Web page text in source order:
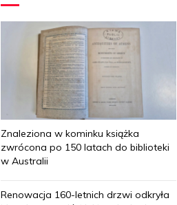
Znaleziona w kominku książka
zwrócona po 150 latach do biblioteki
w Australii
Renowacja 160-letnich drzwi odkryła